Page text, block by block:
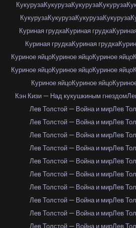
КукурузаКукурузаКукурузаКукуруза
КукурузаКукурузаКукурузаКукуруза
Куриная грудкаКуриная грудка
Куриная грудкаКуриная грудка
Куриное яйцоКуриное яйцоКуриное яйцо
Куриное яйцоКуриное яйцоКуриное яйцо
Куриное яйцоКуриное яйцо
Кэн Кизи — Над кукушкиным гнездом
Лев Толстой — Война и мирЛев
Лев Толстой — Война и мирЛев
Лев Толстой — Война и мирЛев
Лев Толстой — Война и мирЛев
Лев Толстой — Война и мирЛев
Лев Толстой — Война и мирЛев
Лев Толстой — Война и мирЛев
Лев Толстой — Война и мирЛев
Лев Толстой — Война и мирЛев